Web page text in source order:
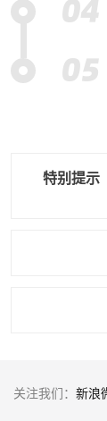
特别提示